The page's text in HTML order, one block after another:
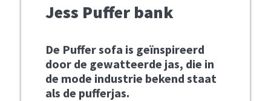
Jess Puffer bank
De Puffer sofa is geïnspireerd
door de gewatteerde jas, die in
de mode industrie bekend staat
als de pufferjas.